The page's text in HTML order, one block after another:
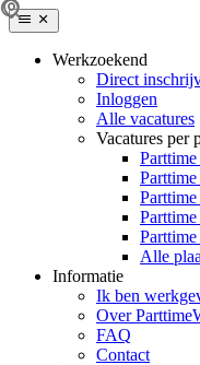
Werkzoekend
Direct
Inloggen
Alle vacatures
Vacatures per
Alle
Informatie
Ik ben
Over
FAQ
Contact